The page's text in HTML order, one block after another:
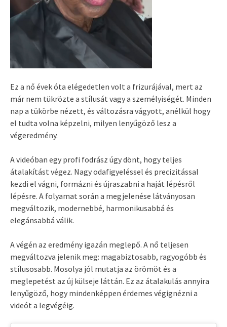
Ez a nő évek óta elégedetlen volt a frizurájával, mert az
már nem tükrözte a stílusát vagy a személyiségét. Minden
nap a tükörbe nézett, és változásra vágyott, anélkül hogy
el tudta volna képzelni, milyen lenyűgöző lesz a
végeredmény.
A videóban egy profi fodrász úgy dönt, hogy teljes
átalakítást végez. Nagy odafigyeléssel és precizitással
kezdi el vágni, formázni és újraszabni a haját lépésről
lépésre. A folyamat során a megjelenése látványosan
megváltozik, modernebbé, harmonikusabbá és
elegánsabbá válik.
A végén az eredmény igazán meglepő. A nő teljesen
megváltozva jelenik meg: magabiztosabb, ragyogóbb és
stílusosabb. Mosolya jól mutatja az örömöt és a
meglepetést az új külseje láttán. Ez az átalakulás annyira
lenyűgöző, hogy mindenképpen érdemes végignézni a
videót a legvégéig.